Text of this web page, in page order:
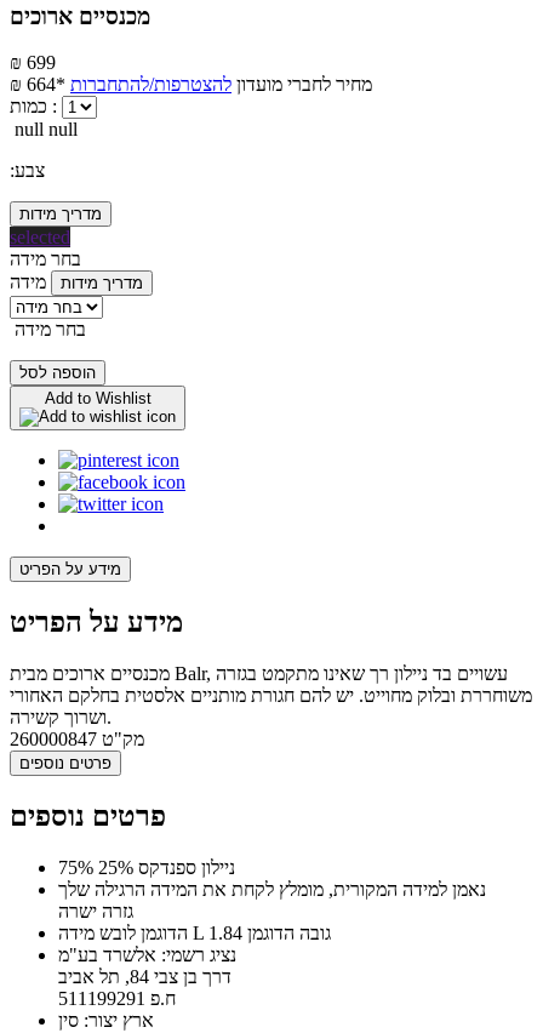
מכנסיים ארוכים
₪ 699
₪ 664*
מחיר לחברי מועדון להצטרפות/להתחברות
כמות :
null null
:צבע
מדריך מידות
selected
בחר מידה
מידה
מדריך מידות
בחר מידה
הוספה לסל
Add to Wishlist
מידע על הפריט
מידע על הפריט
מכנסיים ארוכים מבית Balr, עשויים בד ניילון רך שאינו מתקמט בגזרה
משוחררת ובלוק מחוייט. יש להם חגורת מותניים אלסטית בחלקם האחורי
ושרוך קשירה.
מק"ט 260000847
פרטים נוספים
פרטים נוספים
75% ניילון ספנדקס 25%
נאמן למידה המקורית, מומלץ לקחת את המידה הרגילה שלך
גזרה ישרה
הדוגמן לובש מידה L גובה הדוגמן 1.84
נציג רשמי: אלשרד בע"מ
דרך בן צבי 84, תל אביב
ח.פ 511199291
ארץ יצור: סין